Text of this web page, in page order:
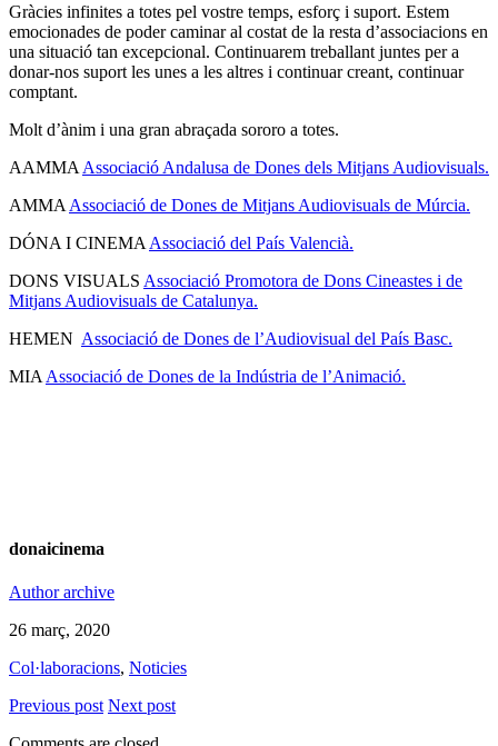
Gràcies infinites a totes pel vostre temps, esforç i suport. Estem
emocionades de poder caminar al costat de la resta d’associacions en
una situació tan excepcional. Continuarem treballant juntes per a
donar-nos suport les unes a les altres i continuar creant, continuar
comptant.
Molt d’ànim i una gran abraçada sororo a totes.
AAMMA Associació Andalusa de Dones dels Mitjans Audiovisuals.
AMMA Associació de Dones de Mitjans Audiovisuals de Múrcia.
DÓNA I CINEMA Associació del País Valencià.
DONS VISUALS Associació Promotora de Dons Cineastes i de
Mitjans Audiovisuals de Catalunya.
HEMEN Associació de Dones de l’Audiovisual del País Basc.
MIA Associació de Dones de la Indústria de l’Animació.
donaicinema
Author archive
26 març, 2020
Col·laboracions, Noticies
Previous post Next post